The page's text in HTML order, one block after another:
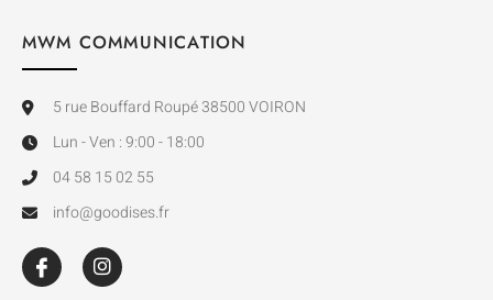
MWM COMMUNICATION
5 rue Bouffard Roupé 38500 VOIRON
Lun - Ven : 9:00 - 18:00
04 58 15 02 55
info@goodises.fr